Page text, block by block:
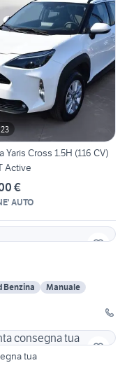
23
Yaris Cross 1.5H (116 CV)
Active
€
AUTO
Benzina
Manuale
tua